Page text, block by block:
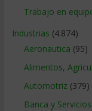
Trabajo en
Industrias (4.874)
Aeronautica (95)
Alimentos,
Automotriz(379)
Banca y